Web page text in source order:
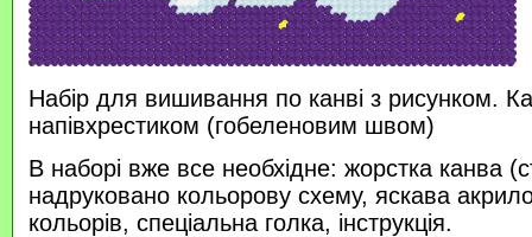
Набір для вишивання по канві з рисунком.
напівхрестиком (гобеленовим швом)
В наборі вже все необхідне: жорстка канва
надруковано кольорову схему, яскава
кольорів, спеціальна голка, інструкція.